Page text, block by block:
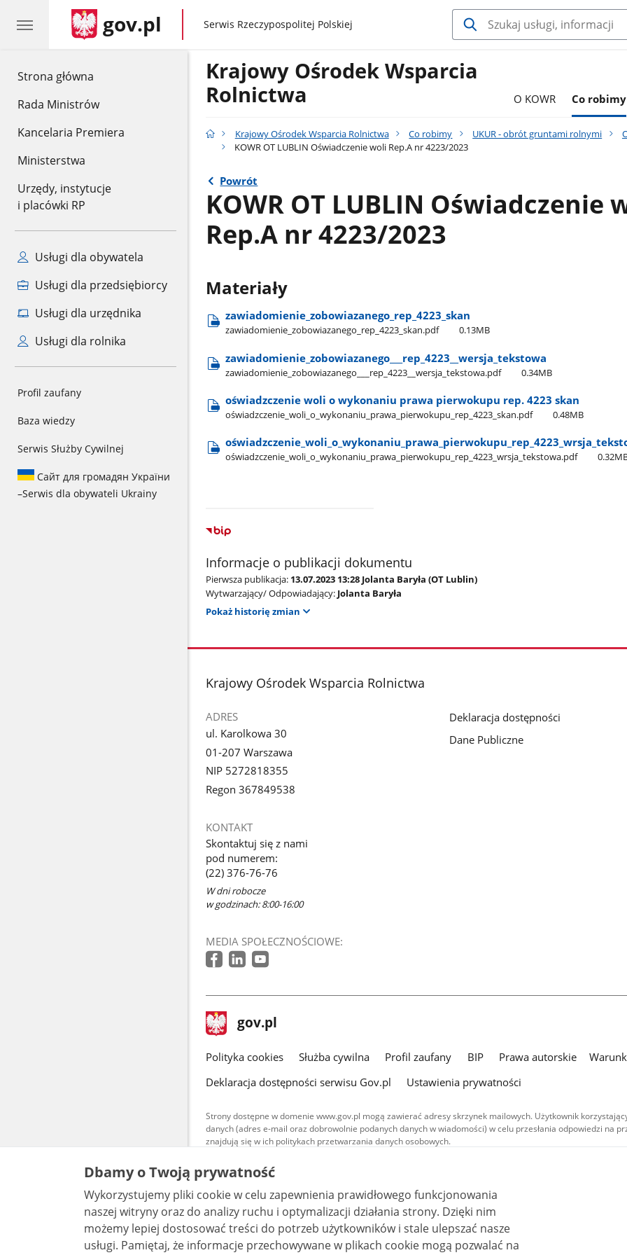
Strona główna
Rada Ministrów
Kancelaria Premiera
Ministerstwa
Urzędy, instytucje
i placówki RP
Usługi dla obywatela
Usługi dla przedsiębiorcy
Usługi dla urzędnika
Usługi dla rolnika
Profil zaufany
Baza wiedzy
Serwis Służby Cywilnej
Сайт для громадян України
–Serwis dla obywateli Ukrainy
gov.pl gov.pl
Serwis Rzeczypospolitej Polskiej
Krajowy Ośrodek Wsparcia
Rolnictwa
O KOWR Co robimy
Krajowy Ośrodek Wsparcia Rolnictwa Co robimy UKUR - obrót gruntami rolnymi
KOWR OT LUBLIN Oświadczenie woli Rep.A nr 4223/2023
Powrót
KOWR OT LUBLIN Oświadczenie
Rep.A nr 4223/2023
Materiały
zawiadomienie​_zobowiazanego​_rep​_4223​_skan
zawiadomienie​_zobowiazanego​_rep​_4223​_skan.pdf 0.13MB
zawiadomienie​_zobowiazanego​_​_​_rep​_4223​_​_wersja​_tekstowa
zawiadomienie​_zobowiazanego​_​_​_rep​_4223​_​_wersja​_tekstowa.pdf 0.34MB
oświadzczenie woli o wykonaniu prawa pierwokupu rep. 4223 skan
oświadzczenie​_woli​_o​_wykonaniu​_prawa​_pierwokupu​_rep​_4223​_skan.pdf 0.48MB
oświadzczenie​_woli​_o​_wykonaniu​_prawa​_pierwokupu​_rep​_4223​_wrsja​_tekstowa.pdf
Informacje o publikacji dokumentu
Pierwsza publikacja: 13.07.2023 13:28 Jolanta Baryła (OT Lublin)
Wytwarzający/ Odpowiadający: Jolanta Baryła
Pokaż historię zmian
stopka
Krajowy Ośrodek Wsparcia Rolnictwa
ADRES
ul. Karolkowa 30
01-207 Warszawa
NIP 5272818355
Regon 367849538
KONTAKT
Skontaktuj się z nami
pod numerem:
(22) 376-76-76
W dni robocze
w godzinach: 8:00-16:00
MEDIA SPOŁECZNOŚCIOWE:
Deklaracja dostępności
Dane Publiczne
stopka
gov.pl Strona
gov.pl
gov.pl
Polityka cookies Służba cywilna Profil zaufany BIP Prawa autorskie
Deklaracja dostępności serwisu Gov.pl
Ustawienia prywatności
Strony dostępne w domenie www.gov.pl mogą zawierać adresy skrzynek mailowych. Użytkownik
danych (adres e-mail oraz dobrowolnie podanych danych w wiadomości) w celu przesłania odpowiedzi na
znajdują się w ich politykach przetwarzania danych osobowych.
Treści tekstowe publikowane w serwisie (z wyłączeniem treści audiowizualnych), są
udostępniane na licencji typu Creative Commons: uznanie autorstwa - na tych samych
warunkach 4.0 (CC BY-SA 4.0). Materiały audiowizualne, w tym zdjęcia, materiały audio i wideo,
są udostępniane na licencji typu Creative Commons: uznanie autorstwa użycie niekomercyjne -
bez utworów zależnych 4.0 (CC BY-NC-ND 4.0), o ile nie jest to stwierdzone inaczej.
Dbamy o Twoją prywatność
Wykorzystujemy pliki cookie w celu zapewnienia prawidłowego funkcjonowania
naszej witryny oraz do analizy ruchu i optymalizacji działania strony. Dzięki nim
możemy lepiej dostosować treści do potrzeb użytkowników i stale ulepszać nasze
usługi. Pamiętaj, że informacje przechowywane w plikach cookie mogą pozwalać na